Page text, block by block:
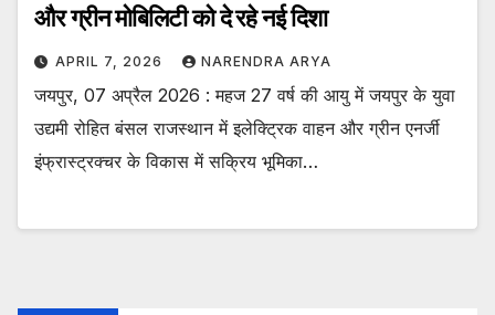
और ग्रीन मोबिलिटी को दे रहे नई दिशा
APRIL 7, 2026 NARENDRA ARYA
जयपुर, 07 अप्रैल 2026 : महज 27 वर्ष की आयु में जयपुर के युवा
उद्यमी रोहित बंसल राजस्थान में इलेक्ट्रिक वाहन और ग्रीन एनर्जी
इंफ्रास्ट्रक्चर के विकास में सक्रिय भूमिका…